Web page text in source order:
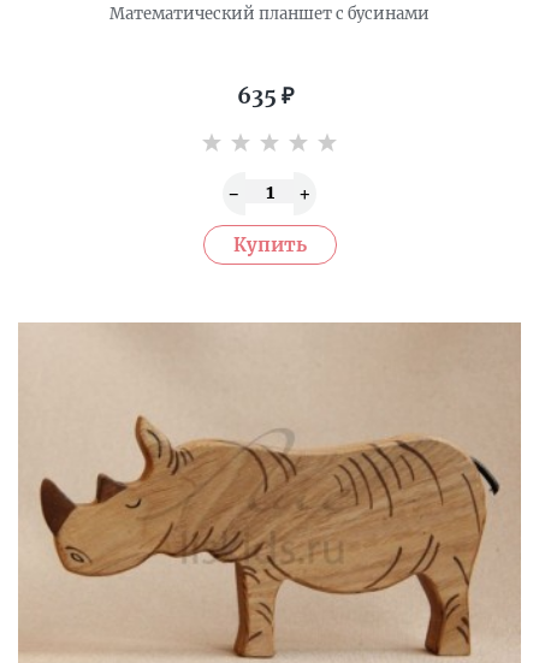
Математический планшет с бусинами
635 ₽